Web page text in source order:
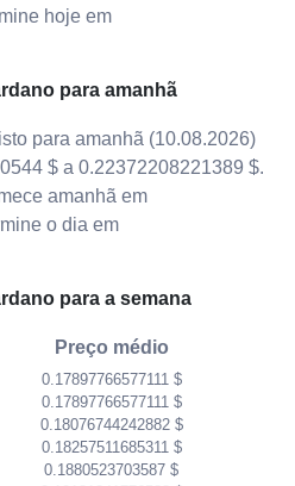
hoje em
para amanhã
para amanhã (10.08.2026)
$ a 0.22372208221389 $.
amanhã em
o dia em
para a semana
Preço médio
0.17897766577111 $
0.17897766577111 $
0.18076744242882 $
0.18257511685311 $
0.1880523703587 $